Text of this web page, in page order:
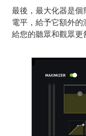
最後，最大化器是
電平，給予它額外的
給您的聽眾和觀眾更